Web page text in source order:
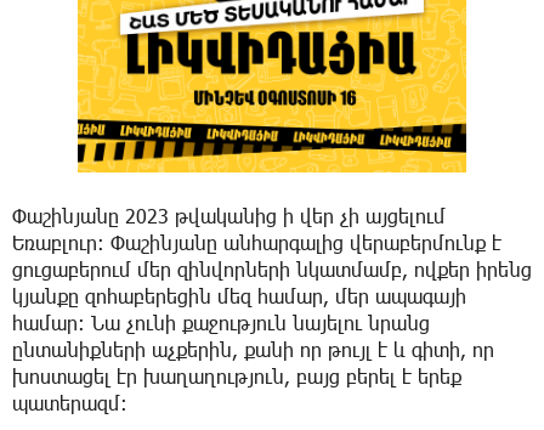
Փաշինյանը 2023 թվականից ի վեր չի այցելում
Եռաբլուր։ Փաշինյանը անհարգալից վերաբերմունք է
ցուցաբերում մեր զինվորների նկատմամբ, ովքեր իրենց
կյանքը զոհաբերեցին մեզ համար, մեր ապագայի
համար։ Նա չունի քաջություն նայելու նրանց
ընտանիքների աչքերին, քանի որ թույլ է և գիտի, որ
խոստացել էր խաղաղություն, բայց բերել է երեք
պատերազմ։